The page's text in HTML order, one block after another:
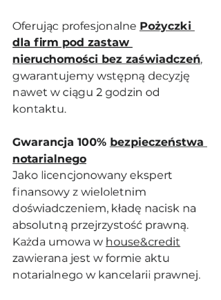
Oferując profesjonalne Pożyczki
dla firm pod zastaw
nieruchomości bez zaświadczeń,
gwarantujemy wstępną decyzję
nawet w ciągu 2 godzin od
kontaktu.
Gwarancja 100% bezpieczeństwa
notarialnego
Jako licencjonowany ekspert
finansowy z wieloletnim
doświadczeniem, kładę nacisk na
absolutną przejrzystość prawną.
Każda umowa w house&credit
zawierana jest w formie aktu
notarialnego w kancelarii prawnej.